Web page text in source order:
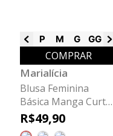
P M G GG G1
COMPRAR
Marialícia
Blusa Feminina
Básica Manga Curta
Ampla Marialícia
Rosa Claro
R$49,90